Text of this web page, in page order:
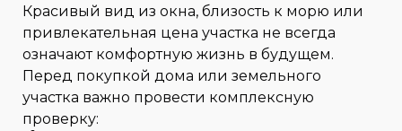
Красивый вид из окна, близость к морю или
привлекательная цена участка не всегда
означают комфортную жизнь в будущем.
Перед покупкой дома или земельного
участка важно провести комплексную
проверку: